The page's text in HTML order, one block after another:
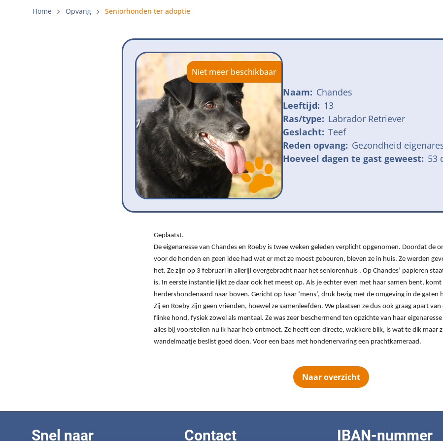
Gemeentelijk meldpunt bijtincidenten
Bescherming tegen grasaren
Home Opvang Seniorhonden ter adoptie
Niet meer beschikbaar
Naam: Chandes
Leeftijd: 13
Ras/type: Labrador Retriever
Geslacht: Teef
Reden opvang: Gezondheid
Hoeveel dagen te gast geweest: 53
Geplaatst.
De eigenaresse van Chandes en Roeby is twee weken geleden verplicht opgenomen. Doordat de
voor de honden en geen idee had wat er met ze moest gebeuren, bleven ze in huis. Ze werden
het. Ze zijn op 3 februari in allerijl overgebracht naar het seniorenhuis . Op Chandes’ papieren
is. In eerste instantie lijkt ze daar ook het meest op. Als je echter even met haar samen bent, komt
herdershondenaard naar boven. Gericht op haar ‘mens’, druk bezig met de omgeving in de gaten
Zij en Roeby zijn geen vrienden, hoewel ze samenleefden. We plaatsen ze dus ook graag apart van
flinke hond, fysiek zowel als mentaal. Ze was zeer beschermend ten opzichte van haar
alles bij voorstellen nu ik haar heb ontmoet. Ze heeft een directe, wakkere blik, is wat te dik maar
wandelmaatje beslist goed doen. Voor een baas met hondenervaring een prachtkameraad.
Naar overzicht
Snel naar Contact IBAN-nummer